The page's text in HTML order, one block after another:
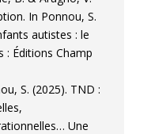
In Ponnou, S.
autistes : le
: Éditions Champ
S. (2025). TND :
Une